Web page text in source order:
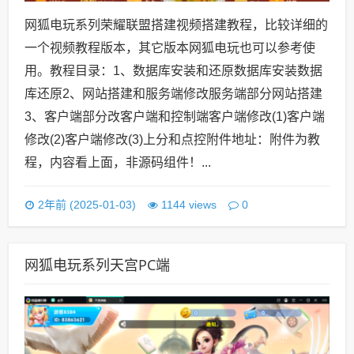
网狐电玩系列荣耀联盟搭建视频搭建教程，比较详细的
一个视频教程版本，其它版本网狐电玩也可以参考使
用。教程目录：1、数据库安装和还原数据库安装数据
库还原2、网站搭建和服务端修改服务端部分网站搭建
3、客户端部分改客户端和控制端客户端修改(1)客户端
修改(2)客户端修改(3)上分和点控附件地址：附件为教
程，内容看上面，非源码组件！...
2年前 (2025-01-03) 1144 views 0
网狐电玩系列天宫PC端